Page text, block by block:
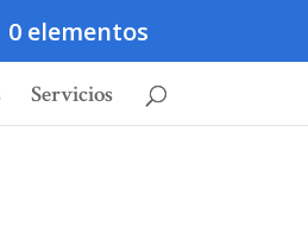
0 elementos
Servicios